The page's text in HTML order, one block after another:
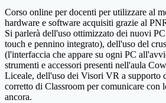
Corso online per docenti per utilizzare al
hardware e software acquisiti grazie al
Si parlerà dell'uso ottimizzato dei nuovi
touch e pennino integrato), dell'uso del
(l'interfaccia che appare su ogni PC
strumenti e accessori presenti nell'aula
Liceale, dell'uso dei Visori VR a supporto
corretto di Classroom per comunicare con
ancora.